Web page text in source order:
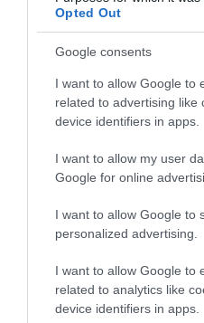
Opted Out
Google consents
I want to allow Google to
related to advertising like
device identifiers in apps.
I want to allow my user
Google for online
I want to allow Google to
personalized advertising.
I want to allow Google to
related to analytics like
device identifiers in apps.
Deși exteriorul poate
Clădirea are două niveluri.
bucătăria și camera de
lemn de eucalipt și
parter printr-o scară din
au fost adaptate după
dormitoare, granitul
accentuând și mai mult